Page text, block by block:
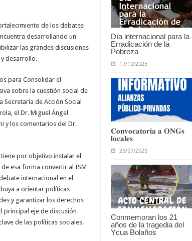
Día internacional para la
Erradicación de la
Pobreza
17/10/2025
𝐂𝐨𝐧𝐯𝐨𝐜𝐚𝐭𝐨𝐫𝐢𝐚 𝐚 𝐎𝐍𝐆𝐬
𝐥𝐨𝐜𝐚𝐥𝐞𝐬
25/07/2025
Conmemoran los 21
años de la tragedia del
Ycua Bolaños
de los debates
desarrollando un
las grandes discusiones
desarrollo.
para Consolidar el
sobre la cuestión social de
de Acción Social
el Dr. Miguel Ángel
y los comentarios del Dr.
por objetivo instalar el
esa forma convertir al ISM
internacional en el
a orientar políticas
y garantizar los derechos
principal eje de discusión
de las políticas sociales.